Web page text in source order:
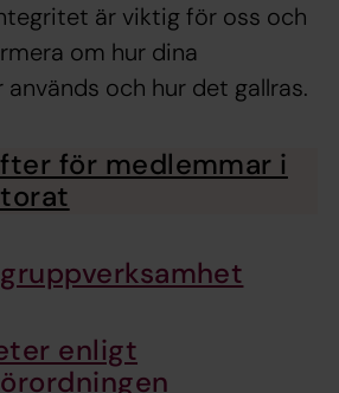
är viktig för oss och
om hur dina
och hur det gallras.
för medlemmar i
enligt